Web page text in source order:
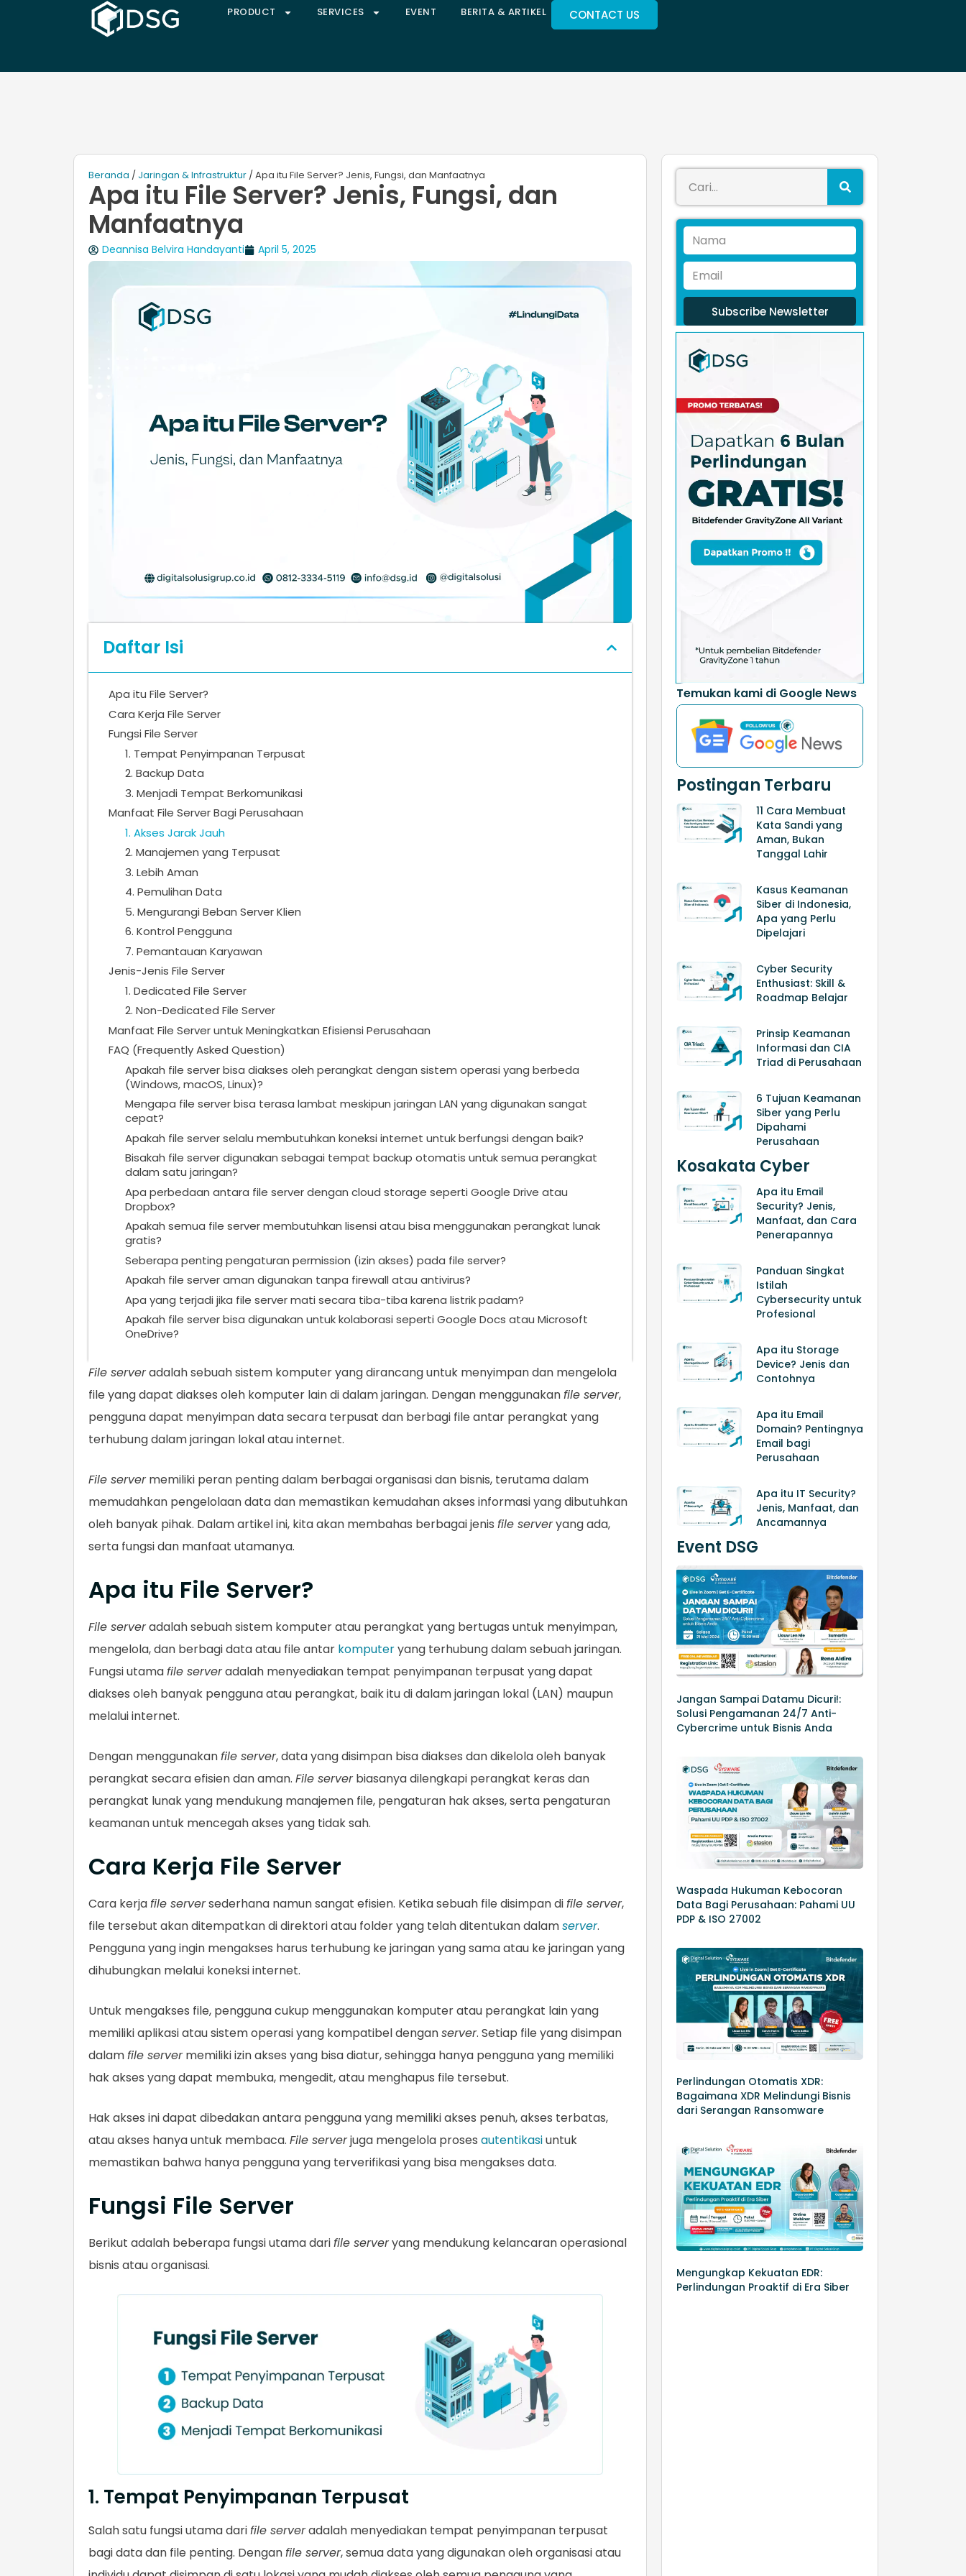
PRODUCT SERVICES EVENT BERITA & ARTIKEL CONTACT US
Beranda / Jaringan & Infrastruktur / Apa itu File Server? Jenis, Fungsi, dan Manfaatnya
Apa itu File Server? Jenis, Fungsi, dan
Manfaatnya
Deannisa Belvira Handayanti April 5, 2025
Daftar Isi
Apa itu File Server?
Cara Kerja File Server
Fungsi File Server
1. Tempat Penyimpanan Terpusat
2. Backup Data
3. Menjadi Tempat Berkomunikasi
Manfaat File Server Bagi Perusahaan
1. Akses Jarak Jauh
2. Manajemen yang Terpusat
3. Lebih Aman
4. Pemulihan Data
5. Mengurangi Beban Server Klien
6. Kontrol Pengguna
7. Pemantauan Karyawan
Jenis-Jenis File Server
1. Dedicated File Server
2. Non-Dedicated File Server
Manfaat File Server untuk Meningkatkan Efisiensi Perusahaan
FAQ (Frequently Asked Question)
Apakah file server bisa diakses oleh perangkat dengan sistem operasi yang berbeda
(Windows, macOS, Linux)?
Mengapa file server bisa terasa lambat meskipun jaringan LAN yang digunakan sangat
cepat?
Apakah file server selalu membutuhkan koneksi internet untuk berfungsi dengan baik?
Bisakah file server digunakan sebagai tempat backup otomatis untuk semua perangkat
dalam satu jaringan?
Apa perbedaan antara file server dengan cloud storage seperti Google Drive atau
Dropbox?
Apakah semua file server membutuhkan lisensi atau bisa menggunakan perangkat lunak
gratis?
Seberapa penting pengaturan permission (izin akses) pada file server?
Apakah file server aman digunakan tanpa firewall atau antivirus?
Apa yang terjadi jika file server mati secara tiba-tiba karena listrik padam?
Apakah file server bisa digunakan untuk kolaborasi seperti Google Docs atau Microsoft
OneDrive?
File serveradalah sebuah sistem komputer yang dirancang untuk menyimpan dan mengelola
file yang dapat diakses oleh komputer lain di dalam jaringan. Dengan menggunakanfile server,
pengguna dapat menyimpan data secara terpusat dan berbagi file antar perangkat yang
terhubung dalam jaringan lokal atau internet.
File servermemiliki peran penting dalam berbagai organisasi dan bisnis, terutama dalam
memudahkan pengelolaan data dan memastikan kemudahan akses informasi yang dibutuhkan
oleh banyak pihak. Dalam artikel ini, kita akan membahas berbagai jenis file serveryang ada,
serta fungsi dan manfaat utamanya.
Apa itu File Server?
File serveradalah sebuah sistem komputer atau perangkat yang bertugas untuk menyimpan,
mengelola, dan berbagi data atau file antar komputeryang terhubung dalam sebuah jaringan.
Fungsi utamafile serveradalah menyediakan tempat penyimpanan terpusat yang dapat
diakses oleh banyak pengguna atau perangkat, baik itu di dalam jaringan lokal (LAN) maupun
melalui internet.
Dengan menggunakanfile server, data yang disimpan bisa diakses dan dikelola oleh banyak
perangkat secara efisien dan aman. File serverbiasanya dilengkapi perangkat keras dan
perangkat lunak yang mendukung manajemen file, pengaturan hak akses, serta pengaturan
keamanan untuk mencegah akses yang tidak sah.
Cara Kerja File Server
Cara kerjafile serversederhana namun sangat efisien. Ketika sebuah file disimpan difile server,
file tersebut akan ditempatkan di direktori atau folder yang telah ditentukan dalamserver.
Pengguna yang ingin mengakses harus terhubung ke jaringan yang sama atau ke jaringan yang
dihubungkan melalui koneksi internet.
Untuk mengakses file, pengguna cukup menggunakan komputer atau perangkat lain yang
memiliki aplikasi atau sistem operasi yang kompatibel denganserver. Setiap file yang disimpan
dalamfile servermemiliki izin akses yang bisa diatur, sehingga hanya pengguna yang memiliki
hak akses yang dapat membuka, mengedit, atau menghapus file tersebut.
Hak akses ini dapat dibedakan antara pengguna yang memiliki akses penuh, akses terbatas,
atau akses hanya untuk membaca. File serverjuga mengelola proses autentikasiuntuk
memastikan bahwa hanya pengguna yang terverifikasi yang bisa mengakses data.
Fungsi File Server
Berikut adalah beberapa fungsi utama darifile serveryang mendukung kelancaran operasional
bisnis atau organisasi.
1. Tempat Penyimpanan Terpusat
Salah satu fungsi utama darifile serveradalah menyediakan tempat penyimpanan terpusat
bagi data dan file penting. Denganfile server, semua data yang digunakan oleh organisasi atau
Subscribe Newsletter
Temukan kami di Google News
Postingan Terbaru
11 Cara Membuat
Kata Sandi yang
Aman, Bukan
Tanggal Lahir
Kasus Keamanan
Siber di Indonesia,
Apa yang Perlu
Dipelajari
Cyber Security
Enthusiast: Skill &
Roadmap Belajar
Prinsip Keamanan
Informasi dan CIA
Triad di Perusahaan
6 Tujuan Keamanan
Siber yang Perlu
Dipahami
Perusahaan
Kosakata Cyber
Apa itu Email
Security? Jenis,
Manfaat, dan Cara
Penerapannya
Panduan Singkat
Istilah
Cybersecurity untuk
Profesional
Apa itu Storage
Device? Jenis dan
Contohnya
Apa itu Email
Domain? Pentingnya
Email bagi
Perusahaan
Apa itu IT Security?
Jenis, Manfaat, dan
Ancamannya
Event DSG
Jangan Sampai Datamu Dicuri!:
Solusi Pengamanan 24/7 Anti-
Cybercrime untuk Bisnis Anda
Waspada Hukuman Kebocoran
Data Bagi Perusahaan: Pahami UU
PDP & ISO 27002
Perlindungan Otomatis XDR:
Bagaimana XDR Melindungi Bisnis
dari Serangan Ransomware
Mengungkap Kekuatan EDR:
Perlindungan Proaktif di Era Siber